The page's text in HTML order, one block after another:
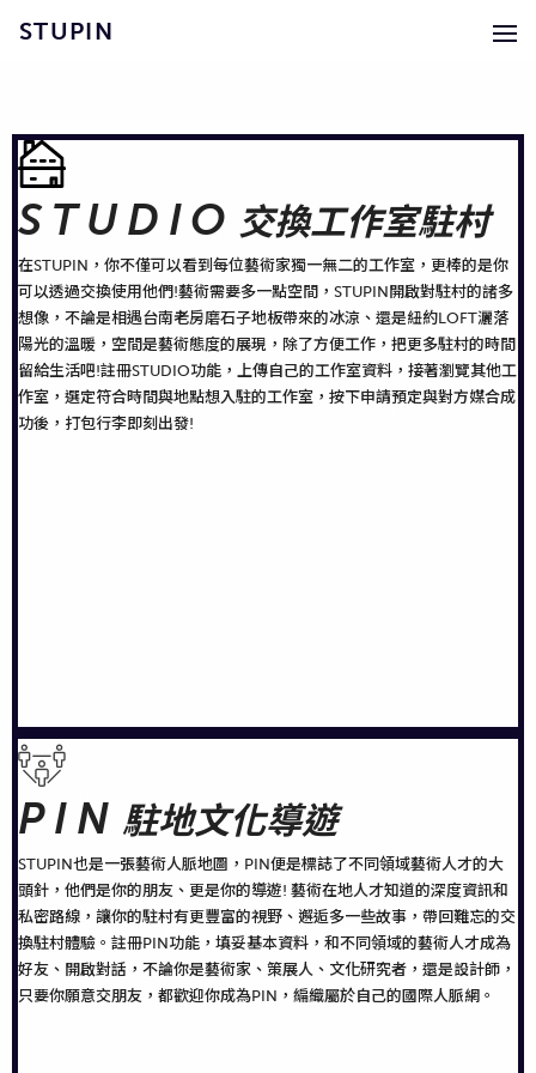
STUPIN
STUDIO 交換工作室駐村
在STUPIN，你不僅可以看到每位藝術家獨一無二的工作室，更棒的是你
可以透過交換使用他們!藝術需要多一點空間，STUPIN開啟對駐村的諸多
想像，不論是相遇台南老房磨石子地板帶來的冰涼、還是紐約LOFT灑落
陽光的溫暖，空間是藝術態度的展現，除了方便工作，把更多駐村的時間
留給生活吧!註冊STUDIO功能，上傳自己的工作室資料，接著瀏覽其他工
作室，選定符合時間與地點想入駐的工作室，按下申請預定與對方媒合成
功後，打包行李即刻出發!
PIN 駐地文化導遊
STUPIN也是一張藝術人脈地圖，PIN便是標誌了不同領域藝術人才的大
頭針，他們是你的朋友、更是你的導遊! 藝術在地人才知道的深度資訊和
私密路線，讓你的駐村有更豐富的視野、邂逅多一些故事，帶回難忘的交
換駐村體驗。註冊PIN功能，填妥基本資料，和不同領域的藝術人才成為
好友、開啟對話，不論你是藝術家、策展人、文化研究者，還是設計師，
只要你願意交朋友，都歡迎你成為PIN，編織屬於自己的國際人脈網。